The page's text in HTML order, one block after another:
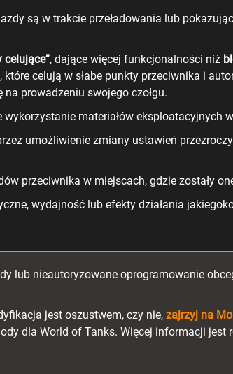
są w trakcie przeładowania lub
celujące”, dające więcej funkcjonalności niż
celują w słabe punkty przeciwnika i
prowadzeniu swojego czołgu.
materiałów eksploatacyjnych
umożliwienie zmiany ustawień
przeciwnika w miejscach, gdzie zostały
wydajność lub efekty działania
lub nieautoryzowane oprogramowanie
jest oszustwem, czy nie,zajrzyj na
dla World of Tanks. Więcej informacji jest